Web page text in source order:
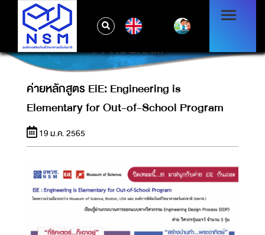
ค่ายหลักสูตร EIE: ENGINEERING IS
ELEMENTARY FOR OUT-OF-SCHOOL
PROGRAM
ค่ายหลักสูตร EiE: Engineering is
Elementary for Out-of-School Program
19 ม.ค. 2565